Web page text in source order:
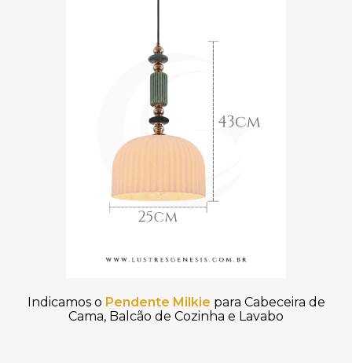
Indicamos o Pendente Milkie para Cabeceira de
Cama, Balcão de Cozinha e Lavabo